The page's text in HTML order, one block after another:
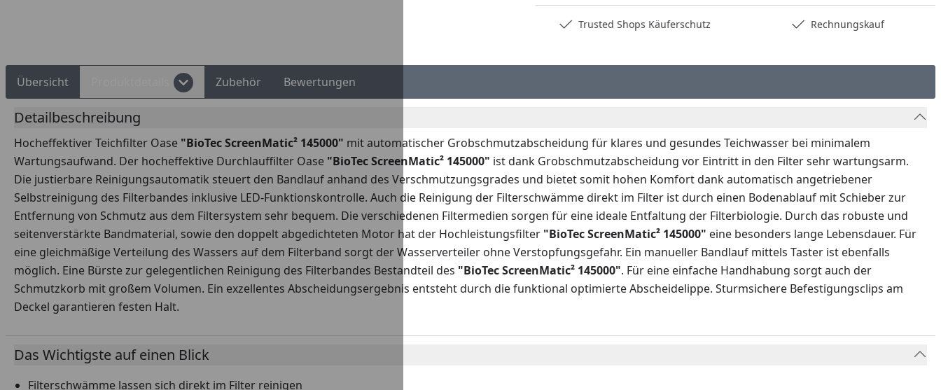
Trusted Shops Käuferschutz Rechnungskauf
Übersicht Zubehör Bewertungen
Detailbeschreibung
Hocheffektiver Teichfilter Oase "BioTec ScreenMatic² 145000" mit automatischer Grobschmutzabscheidung für klares und gesundes Teichwasser bei minimalem
Wartungsaufwand. Der hocheffektive Durchlauffilter Oase "BioTec ScreenMatic² 145000" ist dank Grobschmutzabscheidung vor Eintritt in den Filter sehr wartungsarm.
Die justierbare Reinigungsautomatik steuert den Bandlauf anhand des Verschmutzungsgrades und bietet somit hohen Komfort dank automatisch angetriebener
Selbstreinigung des Filterbandes inklusive LED-Funktionskontrolle. Auch die Reinigung der Filterschwämme direkt im Filter ist durch einen Bodenablauf mit Schieber zur
Entfernung von Schmutz aus dem Filtersystem sehr bequem. Die verschiedenen Filtermedien sorgen für eine ideale Entfaltung der Filterbiologie. Durch das robuste und
seitenverstärkte Bandmaterial, sowie den doppelt abgedichteten Motor hat der Hochleistungsfilter "BioTec ScreenMatic² 145000" eine besonders lange Lebensdauer. Für
eine gleichmäßige Verteilung des Wassers auf dem Filterband sorgt der Wasserverteiler ohne Verstopfungsgefahr. Ein manueller Bandlauf mittels Taster ist ebenfalls
möglich. Eine Bürste zur gelegentlichen Reinigung des Filterbandes Bestandteil des "BioTec ScreenMatic² 145000". Für eine einfache Handhabung sorgt auch der
Schmutzkorb mit großem Volumen. Ein exzellentes Abscheidungsergebnis entsteht durch die funktional optimierte Abscheidelippe. Sturmsichere Befestigungsclips am
Deckel garantieren festen Halt.
Das Wichtigste auf einen Blick
Filterschwämme lassen sich direkt im Filter reinigen